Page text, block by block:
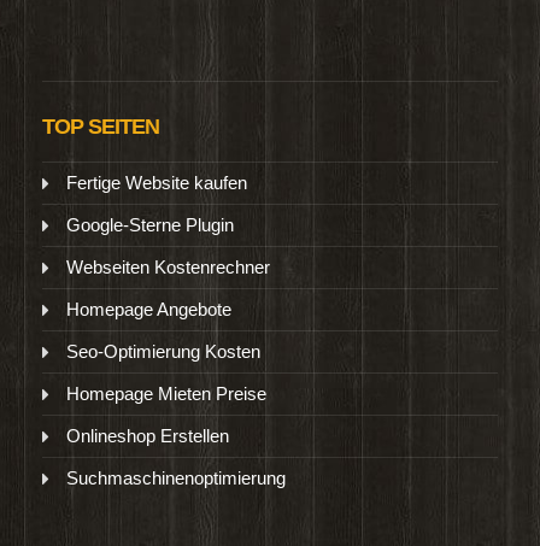
TOP SEITEN
Fertige Website kaufen
Google-Sterne Plugin
Webseiten Kostenrechner
Homepage Angebote
Seo-Optimierung Kosten
Homepage Mieten Preise
Onlineshop Erstellen
Suchmaschinenoptimierung